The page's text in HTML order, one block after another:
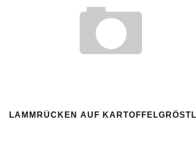
LAMMRÜCKEN AUF KARTOFFELGRÖSTL